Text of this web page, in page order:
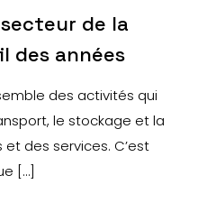
de la
des années
des activités qui
le stockage et la
des services. C’est
[…]